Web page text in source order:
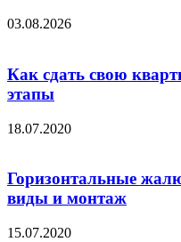
03.08.2026
Как сдать свою
этапы
18.07.2020
Горизонтальные
виды и монтаж
15.07.2020